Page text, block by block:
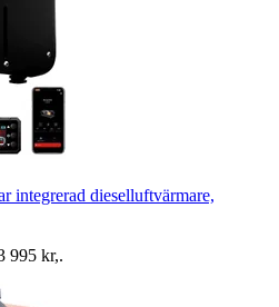
integrerad dieselluftvärmare,
995 kr,.